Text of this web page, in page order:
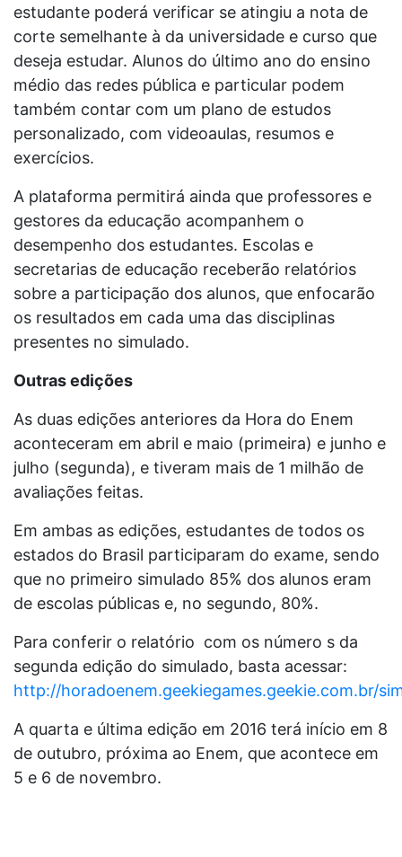
estudante poderá verificar se atingiu a nota de
corte semelhante à da universidade e curso que
deseja estudar. Alunos do último ano do ensino
médio das redes pública e particular podem
também contar com um plano de estudos
personalizado, com videoaulas, resumos e
exercícios.
A plataforma permitirá ainda que professores e
gestores da educação acompanhem o
desempenho dos estudantes. Escolas e
secretarias de educação receberão relatórios
sobre a participação dos alunos, que enfocarão
os resultados em cada uma das disciplinas
presentes no simulado.
Outras edições
As duas edições anteriores da Hora do Enem
aconteceram em abril e maio (primeira) e junho e
julho (segunda), e tiveram mais de 1 milhão de
avaliações feitas.
Em ambas as edições, estudantes de todos os
estados do Brasil participaram do exame, sendo
que no primeiro simulado 85% dos alunos eram
de escolas públicas e, no segundo, 80%.
Para conferir o relatório com os número s da
segunda edição do simulado, basta acessar:
http://horadoenem.geekiegames.geekie.com.br/
A quarta e última edição em 2016 terá início em 8
de outubro, próxima ao Enem, que acontece em
5 e 6 de novembro.